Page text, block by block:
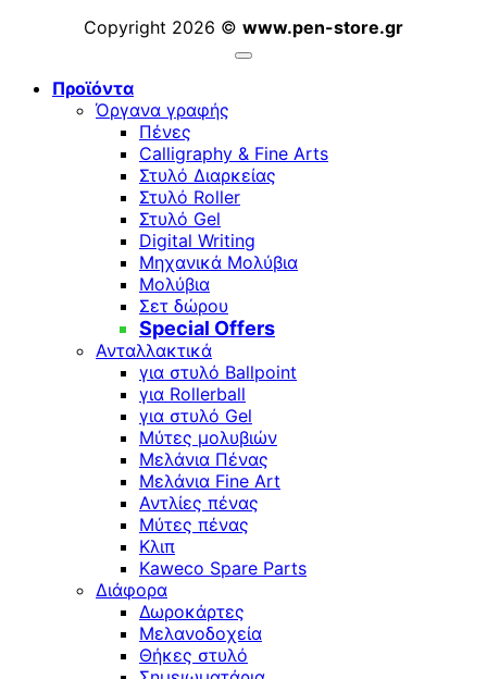
Copyright 2026 © www.pen-store.gr
Προϊόντα
Όργανα γραφής
Πένες
Calligraphy & Fine Arts
Στυλό Διαρκείας
Στυλό Roller
Στυλό Gel
Digital Writing
Μηχανικά Μολύβια
Μολύβια
Σετ δώρου
Special Offers
Ανταλλακτικά
για στυλό Ballpoint
για Rollerball
για στυλό Gel
Μύτες μολυβιών
Μελάνια Πένας
Μελάνια Fine Art
Αντλίες πένας
Μύτες πένας
Κλιπ
Kaweco Spare Parts
Διάφορα
Δωροκάρτες
Μελανοδοχεία
Θήκες στυλό